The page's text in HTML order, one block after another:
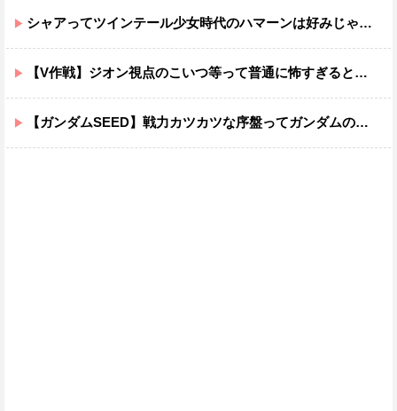
シャアってツインテール少女時代のハマーンは好みじゃなかったの？
【V作戦】ジオン視点のこいつ等って普通に怖すぎると思う…
【ガンダムSEED】戦力カツカツな序盤ってガンダムの中だと割と珍しい気がする